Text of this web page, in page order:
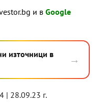
и в Google
източници в
→
| 28.09.23 г.